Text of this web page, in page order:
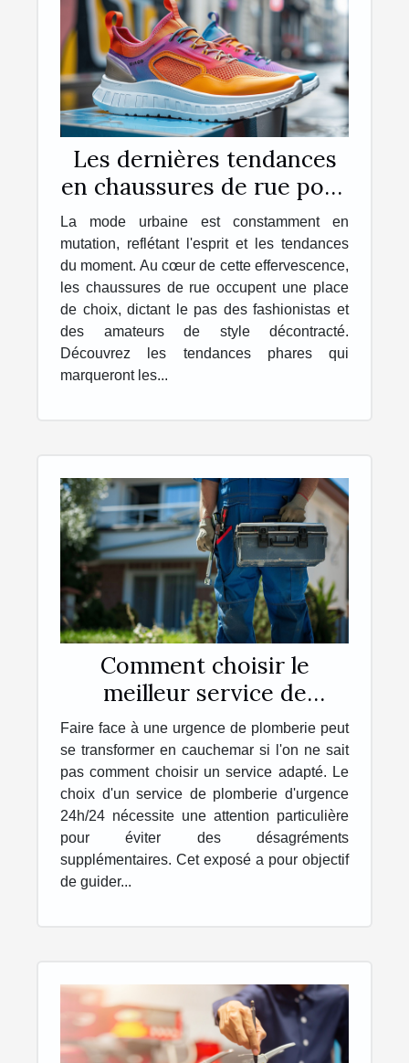
Les dernières tendances
en chaussures de rue pour
la saison à venir
La mode urbaine est constamment en
mutation, reflétant l'esprit et les tendances
du moment. Au cœur de cette effervescence,
les chaussures de rue occupent une place
de choix, dictant le pas des fashionistas et
des amateurs de style décontracté.
Découvrez les tendances phares qui
marqueront les...
Comment choisir le
meilleur service de
plomberie d'urgence
24h/24
Faire face à une urgence de plomberie peut
se transformer en cauchemar si l'on ne sait
pas comment choisir un service adapté. Le
choix d'un service de plomberie d'urgence
24h/24 nécessite une attention particulière
pour éviter des désagréments
supplémentaires. Cet exposé a pour objectif
de guider...